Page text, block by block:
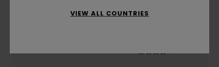
VIEW ALL COUNTRIES